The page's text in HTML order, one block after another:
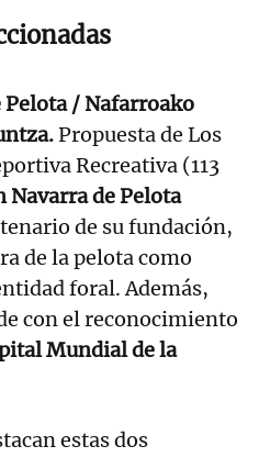
Pelota / Nafarroako
Propuesta de Los
Recreativa (113
Navarra de Pelota
de su fundación,
de la pelota como
foral. Además,
con el reconocimiento
Mundial de la
estas dos